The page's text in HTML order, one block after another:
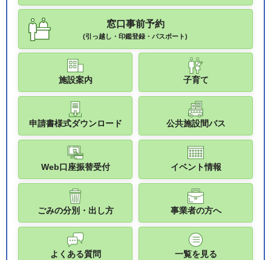
窓口事前予約
(引っ越し・印鑑登録・パスポート)
施設案内 子育て
申請書様式ダウンロード 公共施設間バス
Web口座振替受付 イベント情報
ごみの分別・出し方 事業者の方へ
よくある質問 一覧を見る